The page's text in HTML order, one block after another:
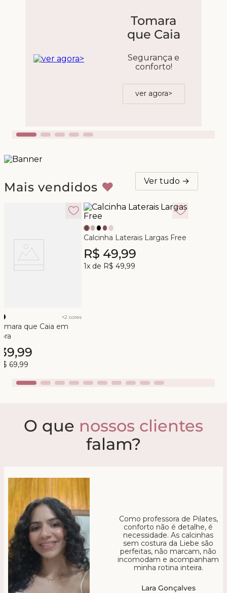
Tomara
que Caia
Segurança e
conforto!
ver agora>
Mais vendidos ♥ Ver tudo →
+2 cores
que Caia em
,99
69,99
Calcinha Laterais Largas Free
R$ 49,99
1x de R$ 49,99
O que nossos clientes
falam?
Lara Gonçalves
Como professora de Pilates,
conforto não é detalhe, é
necessidade. As calcinhas
sem costura da Liebe são
perfeitas, não marcam, não
incomodam e acompanham
minha rotina inteira.